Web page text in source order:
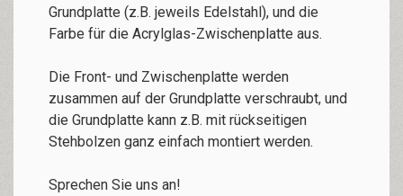
Grundplatte (z.B. jeweils Edelstahl), und die
Farbe für die Acrylglas-Zwischenplatte aus.
Die Front- und Zwischenplatte werden
zusammen auf der Grundplatte verschraubt, und
die Grundplatte kann z.B. mit rückseitigen
Stehbolzen ganz einfach montiert werden.
Sprechen Sie uns an!